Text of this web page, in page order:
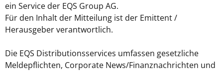
ein Service der EQS Group AG.
Für den Inhalt der Mitteilung ist der Emittent /
Herausgeber verantwortlich.
Die EQS Distributionsservices umfassen gesetzliche
Meldepflichten, Corporate News/Finanznachrichten und